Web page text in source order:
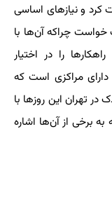
کرد و نیازهای اساسی
خواست چراکه آن‌ها با
را در اختیار
دارای مراکزی است که
تهران این روزها با
برخی از آن‌ها اشاره